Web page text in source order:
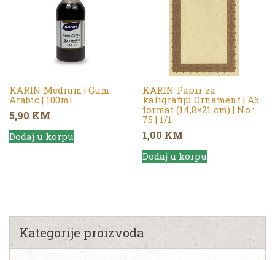
KARIN Medium | Gum
Arabic | 100ml
5,90 KM
Dodaj u korpu
KARIN Papir za
kaligrafiju Ornament | A5
format (14,8×21 cm) | No.:
75 | 1/1
1,00 KM
Dodaj u korpu
Kategorije proizvoda